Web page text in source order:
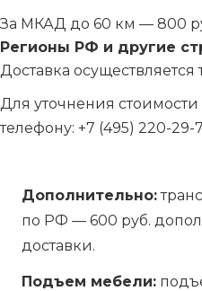
За МКАД до 60 км — 800
Регионы РФ и другие
Доставка
Для уточнения
телефону: +7 (495) 220-29-
Дополнительно:
по РФ — 600 руб.
доставки.
Подъем мебели: